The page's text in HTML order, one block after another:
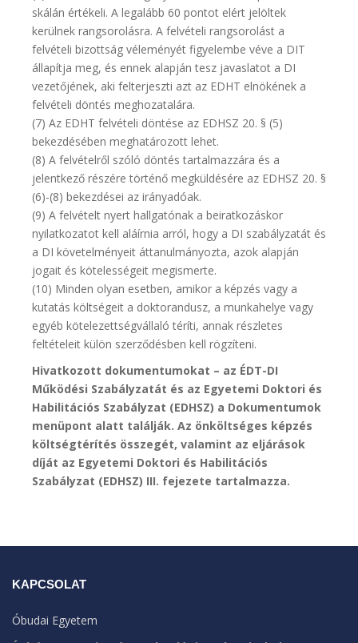
skálán értékeli. A legalább 60 pontot elért jelöltek
kerülnek rangsorolásra. A felvételi rangsorolást a
felvételi bizottság véleményét figyelembe véve a DIT
állapítja meg, és ennek alapján tesz javaslatot a DI
vezetőjének, aki felterjeszti azt az EDHT elnökének a
felvételi döntés meghozatalára.
(7) Az EDHT felvételi döntése az EDHSZ 20. § (5)
bekezdésében meghatározott lehet.
(8) A felvételről szóló döntés tartalmazzára és a
jelentkező részére történő megküldésére az EDHSZ 20. §
(6)-(8) bekezdései az irányadóak.
(9) A felvételt nyert hallgatónak a beiratkozáskor
nyilatkozatot kell aláírnia arról, hogy a DI szabályzatát és
a DI követelményeit áttanulmányozta, azok alapján
jogait és kötelességeit megismerte.
(10) Minden olyan esetben, amikor a képzés vagy a
kutatás költségeit a doktorandusz, a munkahelye vagy
egyéb kötelezettségvállaló téríti, annak részletes
feltételeit külön szerződésben kell rögzíteni.
Hivatkozott dokumentumokat – az ÉDT-DI
Működési Szabályzatát és az Egyetemi Doktori és
Habilitációs Szabályzat (EDHSZ) a Dokumentumok
menüpont alatt találják. Az önköltséges képzés
költségtérítés összegét, valamint az eljárások
díját az Egyetemi Doktori és Habilitációs
Szabályzat (EDHSZ) III. fejezete tartalmazza.
KAPCSOLAT
Óbudai Egyetem